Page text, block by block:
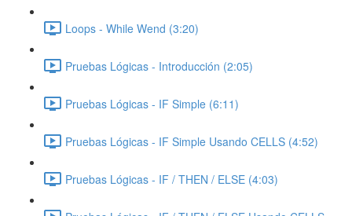
Loops - While Wend (3:20)
Pruebas Lógicas - Introducción (2:05)
Pruebas Lógicas - IF Simple (6:11)
Pruebas Lógicas - IF Simple Usando CELLS (4:52)
Pruebas Lógicas - IF / THEN / ELSE (4:03)